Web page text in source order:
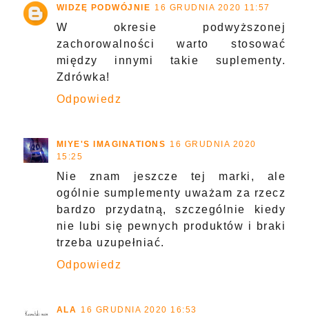
WIDZĘ PODWÓJNIE 16 GRUDNIA 2020 11:57
W okresie podwyższonej
zachorowalności warto stosować
między innymi takie suplementy.
Zdrówka!
Odpowiedz
MIYE'S IMAGINATIONS 16 GRUDNIA 2020
15:25
Nie znam jeszcze tej marki, ale
ogólnie sumplementy uważam za rzecz
bardzo przydatną, szczególnie kiedy
nie lubi się pewnych produktów i braki
trzeba uzupełniać.
Odpowiedz
ALA 16 GRUDNIA 2020 16:53